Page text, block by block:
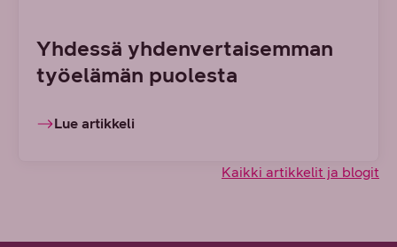
Yhdessä yhdenvertaisemman
työelämän puolesta
Lue artikkeli
Kaikki artikkelit ja blogit